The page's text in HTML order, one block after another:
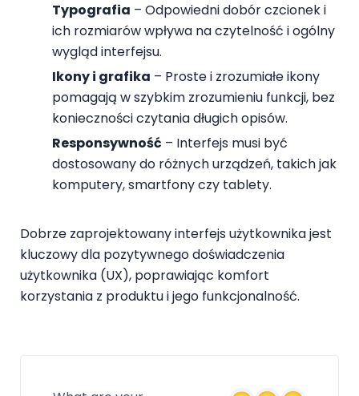
Typografia – Odpowiedni dobór czcionek i
ich rozmiarów wpływa na czytelność i ogólny
wygląd interfejsu.
Ikony i grafika – Proste i zrozumiałe ikony
pomagają w szybkim zrozumieniu funkcji, bez
konieczności czytania długich opisów.
Responsywność – Interfejs musi być
dostosowany do różnych urządzeń, takich jak
komputery, smartfony czy tablety.
Dobrze zaprojektowany interfejs użytkownika jest
kluczowy dla pozytywnego doświadczenia
użytkownika (UX), poprawiając komfort
korzystania z produktu i jego funkcjonalność.